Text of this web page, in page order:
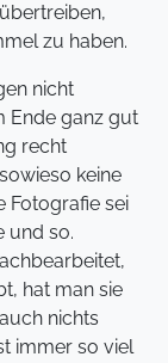
zu haben.
nicht
Ende ganz gut
recht
keine
Fotografie sei
und so.
hat man sie
nichts
immer so viel